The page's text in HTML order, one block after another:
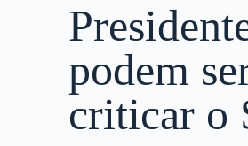
podem
criticar o